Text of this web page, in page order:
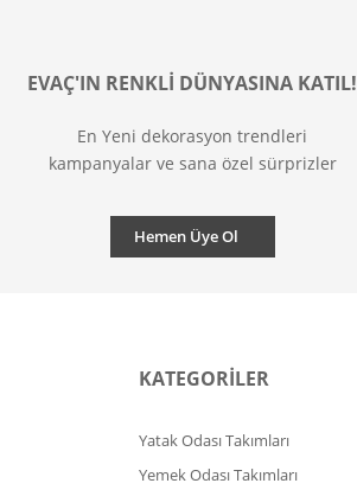
EVAÇ'IN RENKLİ DÜNYASINA KATIL!
En Yeni dekorasyon trendleri
kampanyalar ve sana özel sürprizler
Hemen Üye Ol
KATEGORİLER
Yatak Odası Takımları
Yemek Odası Takımları